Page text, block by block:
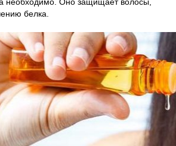
белка.